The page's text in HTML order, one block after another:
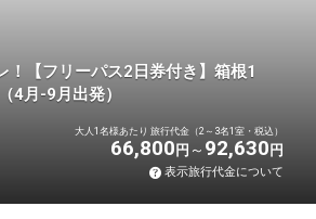
！【フリーパス2日券付き】箱根1
月-9月出発）
大人1名様あたり 旅行代金（2～3名1室・税込）
66,800 円 92,630 円
表示旅行代金について